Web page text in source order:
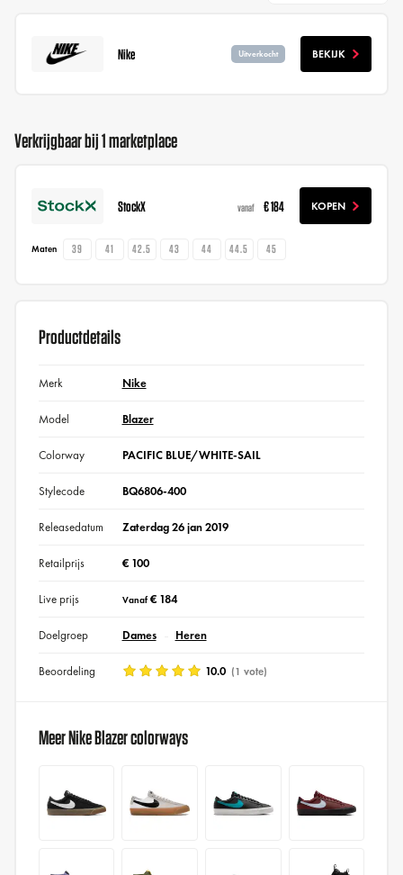
Nike Uitverkocht BEKIJK
Verkrijgbaar bij 1 marketplace
StockX vanaf € 184 KOPEN
Maten 39 41 42.5 43 44 44.5 45
Productdetails
Merk Nike
Model Blazer
Colorway PACIFIC BLUE/WHITE-SAIL
Stylecode BQ6806-400
Releasedatum Zaterdag 26 jan 2019
Retailprijs € 100
Live prijs Vanaf€ 184
Doelgroep Dames Heren
Beoordeling 10.0 (1 vote)
Meer Nike Blazer colorways